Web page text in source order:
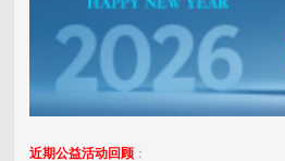
近期公益活动回顾：